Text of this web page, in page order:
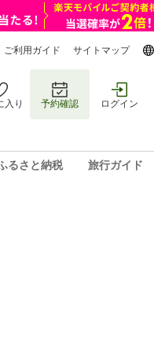
ご利用ガイド サイトマップ
入り 予約確認 ログイン
るさと納税 旅行ガイド